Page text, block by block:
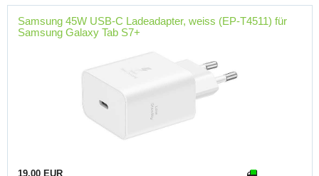
Samsung 45W USB-C Ladeadapter, weiss (EP-T4511) für
Samsung Galaxy Tab S7+
19,00 EUR